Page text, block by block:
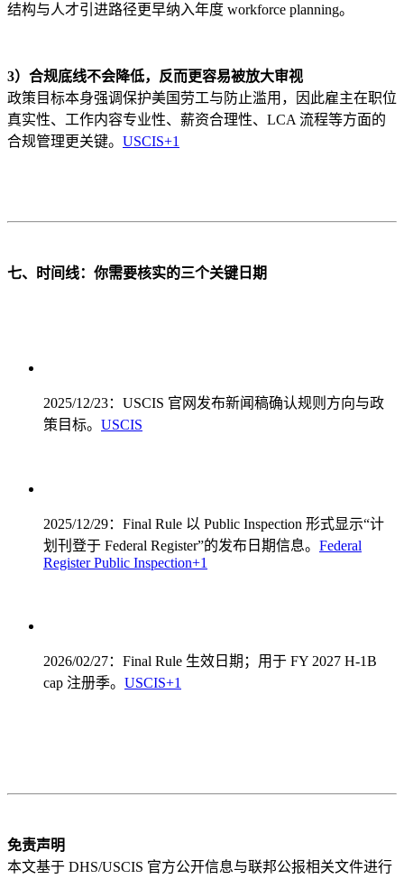
结构与人才引进路径更早纳入年度 workforce planning。
3）合规底线不会降低，反而更容易被放大审视
政策目标本身强调保护美国劳工与防止滥用，因此雇主在职位
真实性、工作内容专业性、薪资合理性、LCA 流程等方面的
合规管理更关键。 USCIS+1
七、时间线：你需要核实的三个关键日期
2025/12/23：USCIS 官网发布新闻稿确认规则方向与政
策目标。 USCIS
2025/12/29：Final Rule 以 Public Inspection 形式显示“计
划刊登于 Federal Register”的发布日期信息。 Federal
Register Public Inspection+1
2026/02/27：Final Rule 生效日期；用于 FY 2027 H-1B
cap 注册季。 USCIS+1
免责声明
本文基于 DHS/USCIS 官方公开信息与联邦公报相关文件进行